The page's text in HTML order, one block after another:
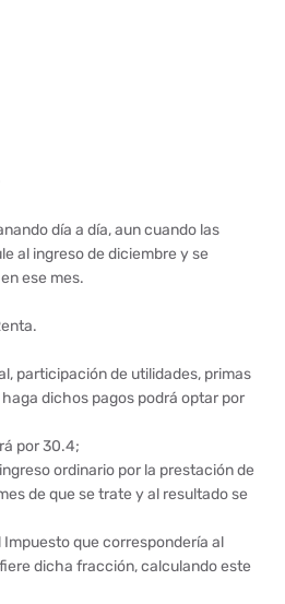
día a día, aun cuando las
al ingreso de diciembre y se
ese mes.
participación de utilidades, primas
dichos pagos podrá optar por
por 30.4;
ordinario por la prestación de
de que se trate y al resultado se
que correspondería al
dicha fracción, calculando este